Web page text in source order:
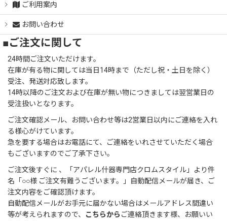
ご利用案内
お問い合わせ
■ご注文に関して
24時間ご注文いただけます。
在庫が有る物に関しては当日14時まで（ただし祝・土日を除く）
受注、発送対応致します。
14時以降のご注文および在庫が無い物につきましては翌営業日の
受注扱いとなります。
ご注文確認メール、お問い合わせ等は2営業日以内にご連絡を入れ
る様心がけています。
急を要する場合はお電話にて、ご連絡をいれさせていただく場合
もございますのでご了承下さい。
ご注文後すぐに 、「アパレル什器専門店クロムスタイル」より件
名「○○様 ご注文有難うございます。」自動配信メールが届き、ご
注文内容をご確認頂けます。
自動配信メールがお手元に届かない場合はメールアドレス間違い
等が考えられますので、
こちらから ご連絡頂きます様、お願いい